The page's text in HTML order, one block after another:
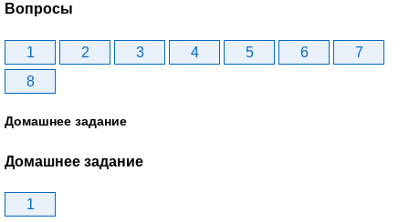
Вопросы
1 2 3 4 5 6
7
8
Домашнее задание
Домашнее задание
1